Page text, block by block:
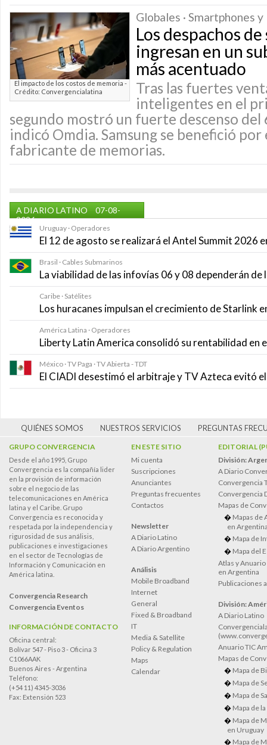
El impacto de los costos de memoria -
Crédito: Convergencialatina
Globales · Smartphones
Los despachos
ingresan en un
más acentuado
Tras las fuertes
inteligentes en el
segundo mostró un fuerte descenso del
indicó Omdia. Samsung se benefició por
fabricante de memorias.
A DIARIO LATINO
07-08-
2026
Uruguay · Operadores
El 12 de agosto se realizará el Antel Summit 2026
Brasil · Cables Submarinos
La viabilidad de las infovías 06 y 08 dependerán de
Caribe · Satélites
Los huracanes impulsan el crecimiento de Starlink
América Latina · Operadores
Liberty Latin America consolidó su rentabilidad en
México · TV Paga · TV Abierta - TDT
El CIADI desestimó el arbitraje y TV Azteca evitó
QUIÉNES SOMOS NUESTROS SERVICIOS PREGUNTAS
GRUPO CONVERGENCIA
Desde el año 1995, Grupo
Convergencia es la compañía lider
en la provisión de información
sobre el negocio de las
telecomunicaciones en América
latina y el Caribe. Grupo
Convergencia es reconocida y
respetada por la independencia y
rigurosidad de sus análisis,
publicaciones e investigaciones
en el sector de Tecnologías de
Información y Comunicación en
América latina.
Convergencia Research
Convergencia Eventos
INFORMACIÓN DE CONTACTO
Oficina central:
Bolívar 547 - Piso 3 - Oficina 3
C1066AAK
Buenos Aires - Argentina
Teléfono:
(+54 11) 4345-3036
Fax: Extensión 523
EN ESTE SITIO
Mi cuenta
Suscripciones
Anunciantes
Preguntas frecuentes
Contactos
Newsletter
A Diario Latino
A Diario Argentino
Análisis
Mobile Broadband
Internet
General
Fixed & Broadband
IT
Media & Satellite
Policy & Regulation
Maps
Calendar
EDITORIAL
División:
A Diario
Convergencia
Convergencia
Mapas de
Mapas de
en
Mapa de
Mapa del
Atlas y
en Argentina
Publicaciones
División:
A Diario Latino
Anuario TIC
Mapas de
Mapa de
Mapa de
Mapa de
Mapa de
Mapa de
en Uruguay
Mapa de